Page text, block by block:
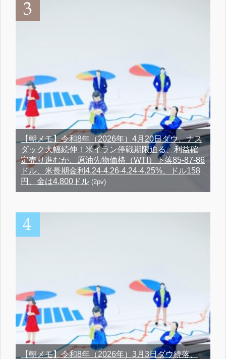
【朝メモ】令和8年（2026年）4月20日ダウ、ナス
ダック大幅続伸！米イラン停戦期限迫る、利益確
定売り進むか、原油先物価格（WTI）下落85-87-86
ドル、米長期金利4.24-4.26-4.24-4.25%、ドル158
円、金は4,800ドル (2pv)
【朝メモ】令和8年（2026年）3月3日ダウ続落、